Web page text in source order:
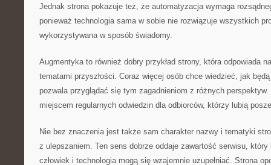
Jednak strona pokazuje też, że automatyzacja wymaga
ponieważ technologia sama w sobie nie rozwiązuje wszystkich
wykorzystywana w sposób świadomy.
Augmentyka to również dobry przykład strony, która odpowiada
tematami przyszłości. Coraz więcej osób chce wiedzieć, jak
pozwala przyglądać się tym zagadnieniom z różnych
miejscem regularnych odwiedzin dla odbiorców, którzy lubią
Nie bez znaczenia jest także sam charakter nazwy i tematyki
z ulepszaniem. Ten sens dobrze oddaje zawartość serwisu,
człowiek i technologia mogą się wzajemnie uzupełniać. Strona